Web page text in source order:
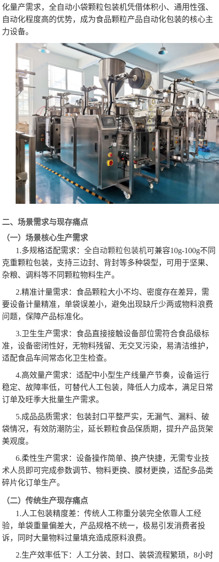
化量产需求，全自动小袋颗粒包装机凭借体积小、通用性强、
自动化程度高的优势，成为食品颗粒产品自动化包装的核心主
力设备。
二、场景需求与现存痛点
（一）场景核心生产需求
1.多规格适配需求：全自动颗粒包装机可兼容10g-100g不同
克重颗粒包装，支持三边封、背封等多种袋型，可用于坚果、
杂粮、调料等不同颗粒物料生产。
2.精准计量需求：食品颗粒大小不均、密度存在差异，需
要设备计量精准，单袋误差小，避免出现缺斤少两或物料浪费
问题，保障产品标准化。
3.卫生生产需求：食品直接接触设备部位需符合食品级标
准，设备密闭性好，无物料残留、无交叉污染，易清洁维护，
适配食品车间常态化卫生检查。
4.高效量产需求：适配中小型生产线量产节奏，设备运行
稳定、故障率低，可替代人工包装，降低人力成本，满足日常
订单及旺季大批量生产需求。
5.成品品质需求：包装封口平整严实，无漏气、漏料、破
袋情况，有效防潮防尘，延长颗粒食品保质期，提升产品货架
美观度。
6.柔性生产需求：设备操作简单、换产快捷，无需专业技
术人员即可完成参数调节、物料更换、膜材更换，适配多品类
碎片化订单生产。
（二）传统生产现存痛点
1.人工包装精度差：传统人工称重分装完全依靠人工经
验，单袋重量偏差大，产品规格不统一，极易引发消费者投
诉，同时大量物料过量填充造成原料浪费。
2.生产效率低下：人工分装、封口、装袋流程繁琐，8小时